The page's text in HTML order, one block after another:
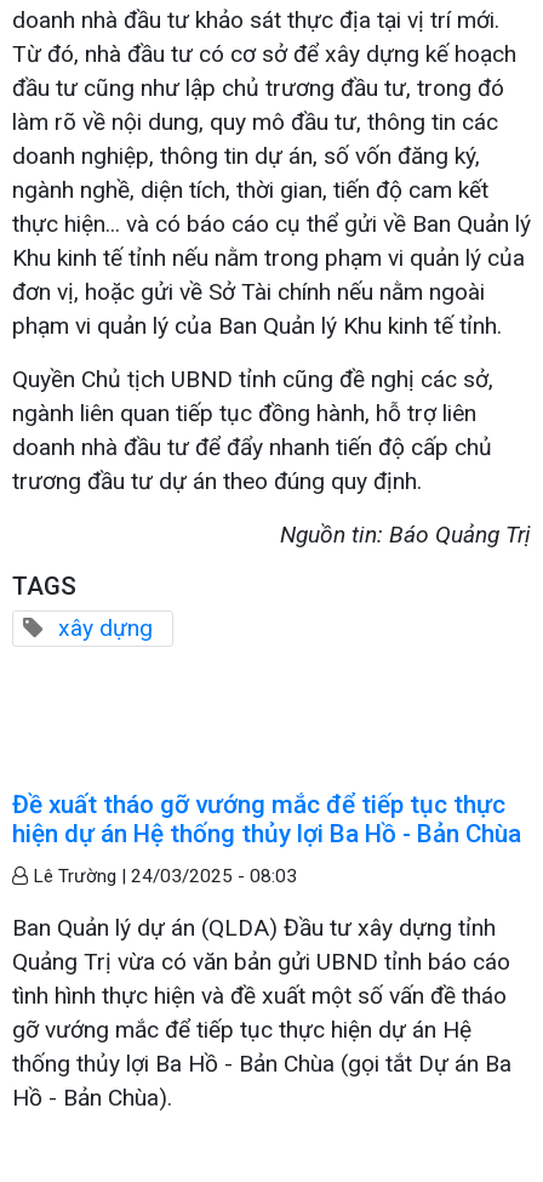
doanh nhà đầu tư khảo sát thực địa tại vị trí mới.
Từ đó, nhà đầu tư có cơ sở để xây dựng kế hoạch
đầu tư cũng như lập chủ trương đầu tư, trong đó
làm rõ về nội dung, quy mô đầu tư, thông tin các
doanh nghiệp, thông tin dự án, số vốn đăng ký,
ngành nghề, diện tích, thời gian, tiến độ cam kết
thực hiện... và có báo cáo cụ thể gửi về Ban Quản lý
Khu kinh tế tỉnh nếu nằm trong phạm vi quản lý của
đơn vị, hoặc gửi về Sở Tài chính nếu nằm ngoài
phạm vi quản lý của Ban Quản lý Khu kinh tế tỉnh.
Quyền Chủ tịch UBND tỉnh cũng đề nghị các sở,
ngành liên quan tiếp tục đồng hành, hỗ trợ liên
doanh nhà đầu tư để đẩy nhanh tiến độ cấp chủ
trương đầu tư dự án theo đúng quy định.
Nguồn tin: Báo Quảng Trị
TAGS
xây dựng
Đề xuất tháo gỡ vướng mắc để tiếp tục thực
hiện dự án Hệ thống thủy lợi Ba Hồ - Bản Chùa
Lê Trường | 24/03/2025 - 08:03
Ban Quản lý dự án (QLDA) Đầu tư xây dựng tỉnh
Quảng Trị vừa có văn bản gửi UBND tỉnh báo cáo
tình hình thực hiện và đề xuất một số vấn đề tháo
gỡ vướng mắc để tiếp tục thực hiện dự án Hệ
thống thủy lợi Ba Hồ - Bản Chùa (gọi tắt Dự án Ba
Hồ - Bản Chùa).